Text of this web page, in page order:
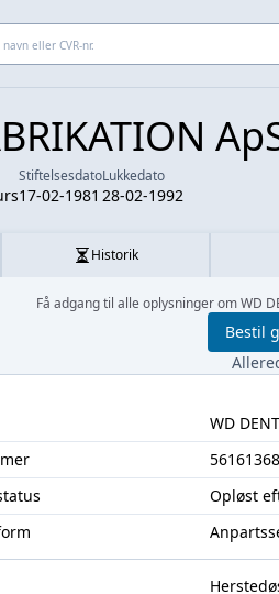
Stiftelsesdato
17-02-1981
Lukkedato
28-02-1992
Historik
Få adgang til alle oplysninger om WD
Bestil
WD
56161368
Opløst